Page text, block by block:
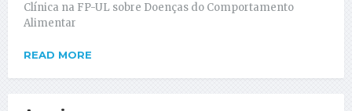
Clínica na FP-UL sobre Doenças do Comportamento
Alimentar
READ MORE